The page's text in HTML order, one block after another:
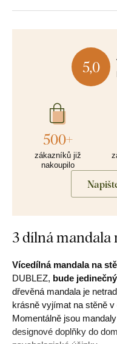
5,0
500+
zákazníků již
nakoupilo
3 dílná
Vícedílná mandala na
DUBLEZ, bude
dřevěná mandala je
krásně vyjímat na stěně
Momentálně jsou
designové doplňky do